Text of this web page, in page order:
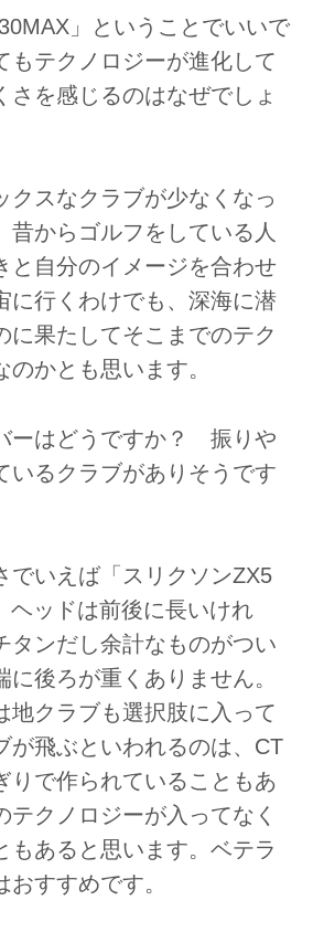
」ということでいいで
もテクノロジーが進化して
さを感じるのはなぜでしょ
クスなクラブが少なくなっ
昔からゴルフをしている人
と自分のイメージを合わせ
に行くわけでも、深海に潜
に果たしてそこまでのテク
のかとも思います。
ーはどうですか？ 振りや
いるクラブがありそうです
でいえば「スリクソンZX5
ヘッドは前後に長いけれ
タンだし余計なものがつい
後ろが重くありません。
地クラブも選択肢に入って
が飛ぶといわれるのは、CT
りで作られていることもあ
テクノロジーが入ってなく
もあると思います。ベテラ
すすめです。